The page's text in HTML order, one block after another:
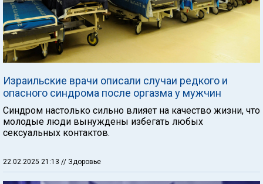
Израильские врачи описали случаи редкого и
опасного синдрома после оргазма у мужчин
Синдром настолько сильно влияет на качество жизни, что
молодые люди вынуждены избегать любых
сексуальных контактов.
22.02.2025 21:13 // Здоровье